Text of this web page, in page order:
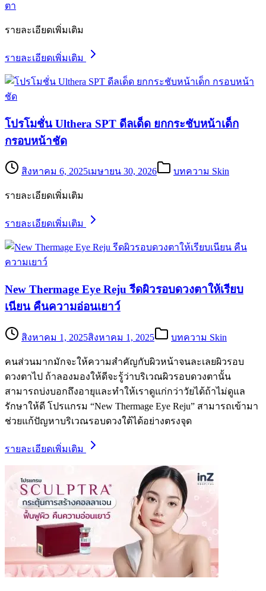
ตา
รายละเอียดเพิ่มเติม
รายละเอียดเพิ่มเติม
โปรโมชั่น Ulthera SPT ดีลเด็ด ยกกระชับหน้าเด็ก
กรอบหน้าชัด
สิงหาคม 6, 2025เมษายน 30, 2026 บทความ Skin
รายละเอียดเพิ่มเติม
รายละเอียดเพิ่มเติม
New Thermage Eye Reju รีดผิวรอบดวงตาให้เรียบ
เนียน คืนความอ่อนเยาว์
สิงหาคม 1, 2025สิงหาคม 1, 2025 บทความ Skin
คนส่วนมากมักจะให้ความสำคัญกับผิวหน้าจนละเลยผิวรอบ
ดวงตาไป ถ้าลองมองให้ดีจะรู้ว่าบริเวณผิวรอบดวงตานั้น
สามารถบ่งบอกถึงอายุและทำให้เราดูแก่กว่าวัยได้ถ้าไม่ดูแล
รักษาให้ดี โปรแกรม “New Thermage Eye Reju” สามารถเข้ามา
ช่วยแก้ปัญหาบริเวณรอบดวงใต้ได้อย่างตรงจุด
รายละเอียดเพิ่มเติม